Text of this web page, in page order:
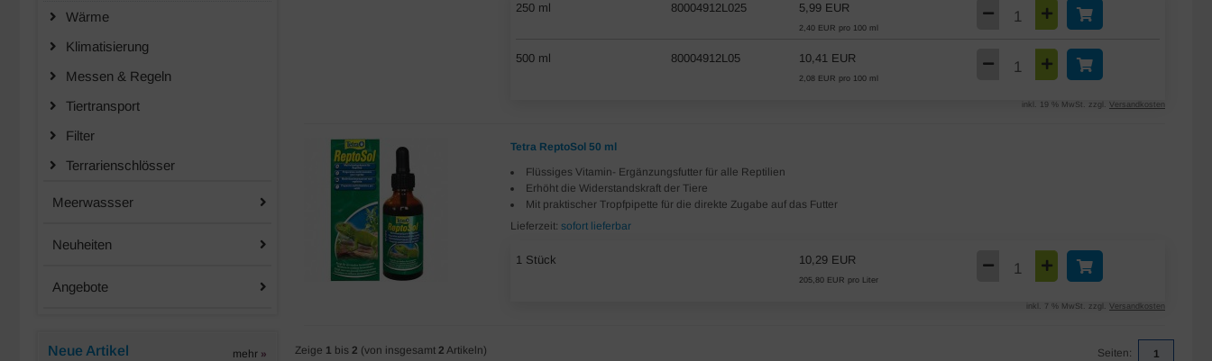
250 ml 80004912L025 5,99 EUR
2,40 EUR pro 100 ml
500 ml 80004912L05 10,41 EUR
2,08 EUR pro 100 ml
inkl. 19 % MwSt. zzgl. Versandkosten
Tetra ReptoSol 50 ml
Flüssiges Vitamin- Ergänzungsfutter für alle Reptilien
Erhöht die Widerstandskraft der Tiere
Mit praktischer Tropfpipette für die direkte Zugabe auf das Futter
Lieferzeit:sofort lieferbar
1 Stück 10,29 EUR
205,80 EUR pro Liter
inkl. 7 % MwSt. zzgl. Versandkosten
Zeige 1 bis 2 (von insgesamt 2 Artikeln) Seiten: 1
Wärme
Klimatisierung
Messen & Regeln
Tiertransport
Filter
Terrarienschlösser
Meerwassser
Neuheiten
Angebote
Neue Artikel mehr »